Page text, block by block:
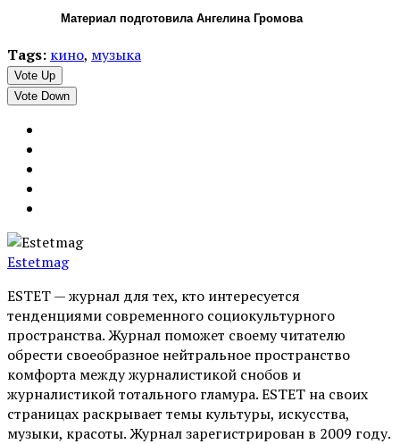
Материал подготовила Ангелина Громова
Tags: кино, музыка
Vote Up
Vote Down
Estetmag
ESTET — журнал для тех, кто интересуeтся
тенденциями современного социокультурного
пространства. Журнал поможет своему читателю
обрести своеобразное нейтральное пространство
комфорта между журналистикой снобов и
журналистикой тотального гламура. ESTET на своих
страницах раскрывает темы культуры, искусства,
музыки, красоты. Журнал зарегистрирован в 2009 году.